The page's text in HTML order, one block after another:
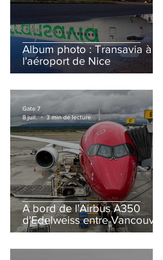
Album photo : Transavia à
l'aéroport de Nice
A bord de l'Airbus A350
d'Edelweiss entre Vancouver
et Zurich
Gate 7
8 juil.
3 min de lecture